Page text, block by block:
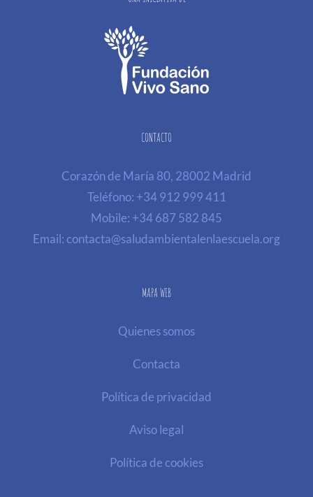
CONTACTO
Corazón de María 80, 28002 Madrid
Teléfono: +34 912 999 411
Mobile: +34 687 582 845
Email: contacta@saludambientalenlaescuela.org
MAPA WEB
Quienes somos
Contacta
Política de privacidad
Aviso legal
Política de cookies